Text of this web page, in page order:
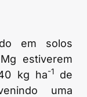
em solos
estiverem
kg ha-1de
uma